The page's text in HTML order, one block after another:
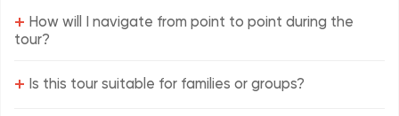
+ How will I navigate from point to point during the
tour?
+ Is this tour suitable for families or groups?